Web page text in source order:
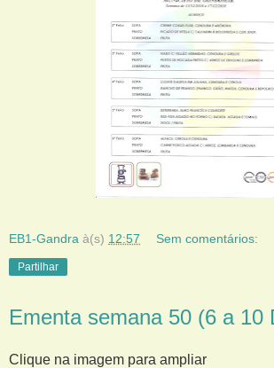
EB1-Gandra à(s) 12:57 Sem comentários:
Partilhar
Ementa semana 50 (6 a 10
Clique na imagem para ampliar